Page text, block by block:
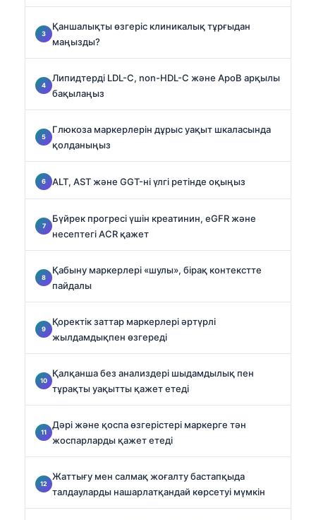
Қаншалықты өзгеріс клиникалық тұрғыдан
маңызды?
Липидтерді LDL-C, non-HDL-C және ApoB арқылы
бақылаңыз
Глюкоза маркерлерін дұрыс уақыт шкаласында
қолданыңыз
ALT, AST және GGT-ні үлгі ретінде оқыңыз
Бүйрек прогресі үшін креатинин, eGFR және
несептегі ACR қажет
Қабыну маркерлері «шулы», бірақ контекстте
пайдалы
Қоректік заттар маркерлері әртүрлі
жылдамдықпен өзгереді
Қалқанша без анализдері шыдамдылық пен
тұрақты уақытты қажет етеді
Дәрі және қоспа өзгерістері маркерге тән
жоспарларды қажет етеді
Жаттығу мен салмақ жоғалту бастапқыда
талдауларды нашарлатқандай көрсетуі мүмкін